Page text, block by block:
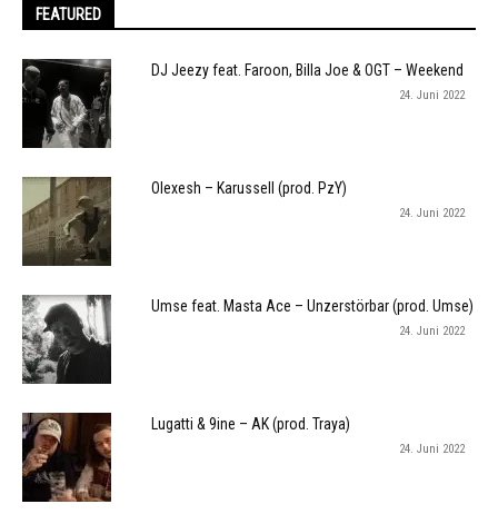
FEATURED
DJ Jeezy feat. Faroon, Billa Joe & OGT – Weekend
24. Juni 2022
Olexesh – Karussell (prod. PzY)
24. Juni 2022
Umse feat. Masta Ace – Unzerstörbar (prod. Umse)
24. Juni 2022
Lugatti & 9ine – AK (prod. Traya)
24. Juni 2022